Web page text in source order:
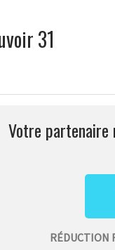
31
Votre partenaire
RÉDUCTION